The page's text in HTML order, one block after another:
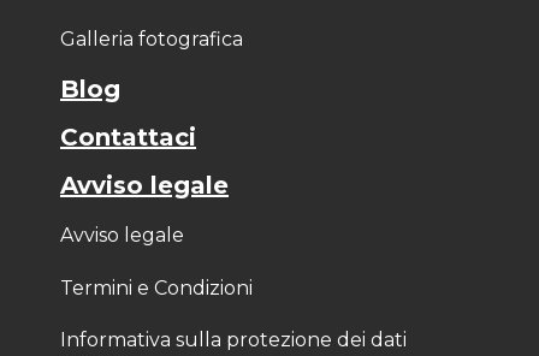
Galleria fotografica
Blog
Contattaci
Avviso legale
Avviso legale
Termini e Condizioni
Informativa sulla protezione dei dati